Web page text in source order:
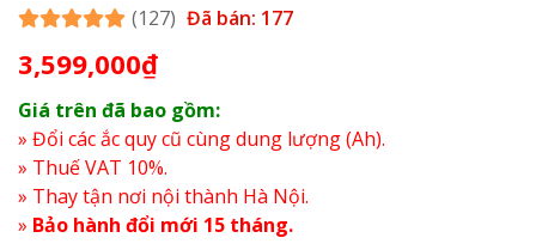
(127) Đã bán: 177
3,599,000₫
Giá trên đã bao gồm:
» Đổi các ắc quy cũ cùng dung lượng (Ah).
» Thuế VAT 10%.
» Thay tận nơi nội thành Hà Nội.
» Bảo hành đổi mới 15 tháng.